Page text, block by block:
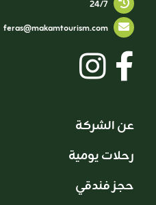
feras@makamtourism.com
عن الشركة
رحلات يومية
حجز فندقي